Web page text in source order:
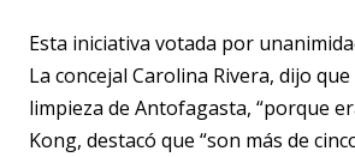
Esta iniciativa votada por
La concejal Carolina Rivera, dijo
limpieza de Antofagasta, “porque
Kong, destacó que “son más de